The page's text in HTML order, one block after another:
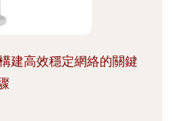
建高效穩定網絡的關鍵